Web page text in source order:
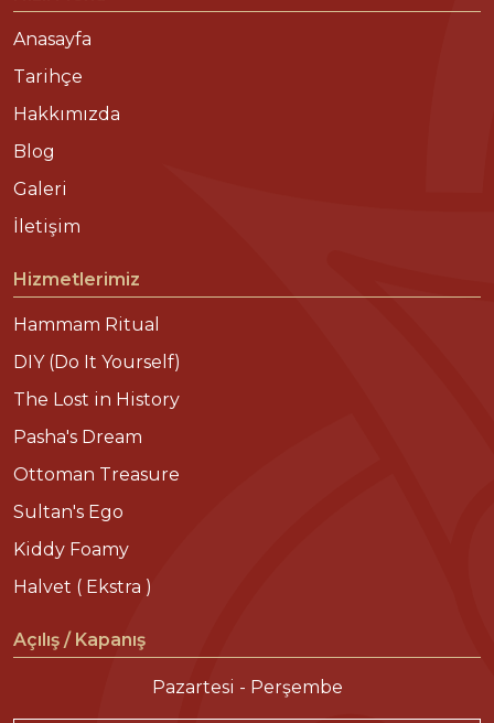
Anasayfa
Tarihçe
Hakkımızda
Blog
Galeri
İletişim
Hizmetlerimiz
Hammam Ritual
DIY (Do It Yourself)
The Lost in History
Pasha's Dream
Ottoman Treasure
Sultan's Ego
Kiddy Foamy
Halvet ( Ekstra )
Açılış / Kapanış
Pazartesi - Perşembe